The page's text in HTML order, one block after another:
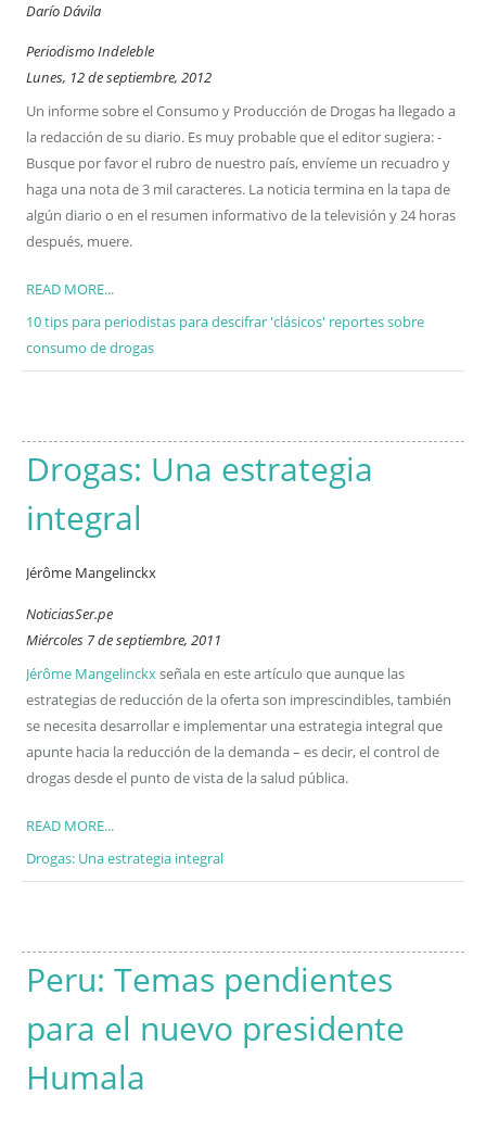
Darío Dávila
Periodismo Indeleble
Lunes, 12 de septiembre, 2012
Un informe sobre el Consumo y Producción de Drogas ha llegado a
la redacción de su diario. Es muy probable que el editor sugiera: -
Busque por favor el rubro de nuestro país, envíeme un recuadro y
haga una nota de 3 mil caracteres. La noticia termina en la tapa de
algún diario o en el resumen informativo de la televisión y 24 horas
después, muere.
READ MORE...
10 tips para periodistas para descifrar 'clásicos' reportes sobre
consumo de drogas
Drogas: Una estrategia
integral
Jérôme Mangelinckx
NoticiasSer.pe
Miércoles 7 de septiembre, 2011
Jérôme Mangelinckxseñala en este artículo que aunque las
estrategias de reducción de la oferta son imprescindibles, también
se necesita desarrollar e implementar una estrategia integral que
apunte hacia la reducción de la demanda – es decir, el control de
drogas desde el punto de vista de la salud pública.
READ MORE...
Drogas: Una estrategia integral
Peru: Temas pendientes
para el nuevo presidente
Humala